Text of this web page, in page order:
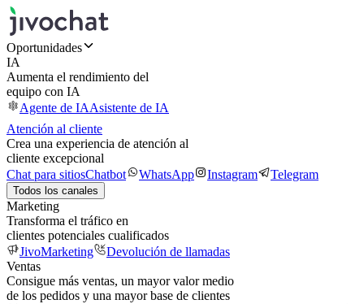
Oportunidades
IA
Aumenta el rendimiento del
equipo con IA
Agente de IAAsistente de IA
Atención al cliente
Crea una experiencia de atención al
cliente excepcional
Chat para sitiosChatbot WhatsApp Instagram Telegram
Todos los canales
Marketing
Transforma el tráfico en
clientes potenciales cualificados
JivoMarketing
Devolución de llamadas
Ventas
Consigue más ventas, un mayor valor medio
de los pedidos y una mayor base de clientes